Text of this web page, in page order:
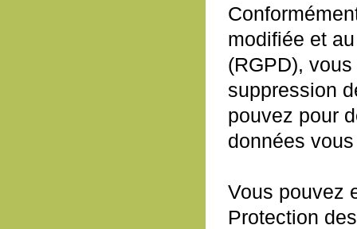
modifiée et
(RGPD),
suppression
pouvez pour
données
Vous pouvez
Protection